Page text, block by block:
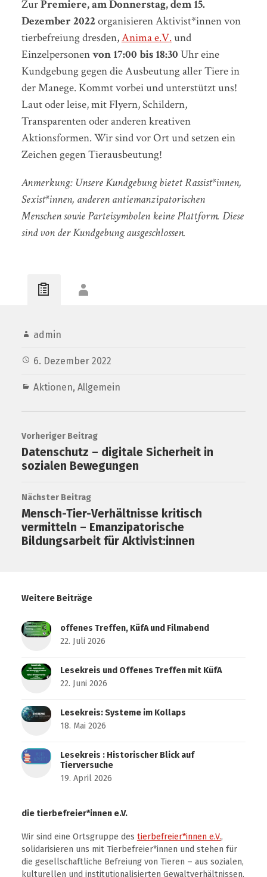
ZurPremiere, am Donnerstag, dem 15.
Dezember 2022organisieren Aktivist*innen von
tierbefreiung dresden,Anima e.V.und
Einzelpersonenvon 17:00 bis 18:30 Uhr eine
Kundgebung gegen die Ausbeutung aller Tiere in
der Manege. Kommt vorbei und unterstützt uns!
Laut oder leise, mit Flyern, Schildern,
Transparenten oder anderen kreativen
Aktionsformen. Wir sind vor Ort und setzen ein
Zeichen gegen Tierausbeutung!
Anmerkung: Unsere Kundgebung bietet Rassist*innen,
Sexist*innen, anderen antiemanzipatorischen
Menschen sowie Parteisymbolen keine Plattform. Diese
sind von der Kundgebung ausgeschlossen.
admin
6. Dezember 2022
Aktionen, Allgemein
Vorheriger Beitrag
Datenschutz – digitale Sicherheit in
sozialen Bewegungen
Nächster Beitrag
Mensch-Tier-Verhältnisse kritisch
vermitteln – Emanzipatorische
Bildungsarbeit für Aktivist:innen
Weitere Beiträge
offenes Treffen, KüfA und Filmabend
22. Juli 2026
Lesekreis und Offenes Treffen mit KüfA
22. Juni 2026
Lesekreis: Systeme im Kollaps
18. Mai 2026
Lesekreis : Historischer Blick auf
Tierversuche
19. April 2026
die tierbefreier*innen e.V.
Wir sind eine Ortsgruppe des tierbefreier*innen e.V.,
solidarisieren uns mit Tierbefreier*innen und stehen für
die gesellschaftliche Befreiung von Tieren – aus sozialen,
kulturellen und institutionalisierten Gewaltverhältnissen.